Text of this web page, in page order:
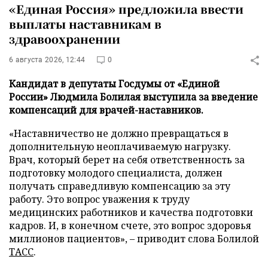
«Единая Россия» предложила ввести
выплаты наставникам в
здравоохранении
6 августа 2026, 12:44 0
Кандидат в депутаты Госдумы от «Единой
России» Людмила Болилая выступила за введение
компенсаций для врачей-наставников.
«Наставничество не должно превращаться в
дополнительную неоплачиваемую нагрузку.
Врач, который берет на себя ответственность за
подготовку молодого специалиста, должен
получать справедливую компенсацию за эту
работу. Это вопрос уважения к труду
медицинских работников и качества подготовки
кадров. И, в конечном счете, это вопрос здоровья
миллионов пациентов», – приводит слова Болилой
ТАСС.